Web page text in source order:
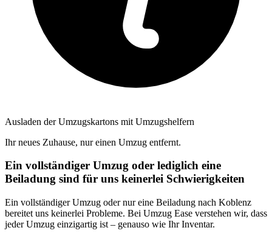
Ausladen der Umzugskartons mit Umzugshelfern
Ihr neues Zuhause, nur einen Umzug entfernt.
Ein vollständiger Umzug oder lediglich eine
Beiladung sind für uns keinerlei Schwierigkeiten
Ein vollständiger Umzug oder nur eine Beiladung nach Koblenz
bereitet uns keinerlei Probleme. Bei Umzug Ease verstehen wir, dass
jeder Umzug einzigartig ist – genauso wie Ihr Inventar.